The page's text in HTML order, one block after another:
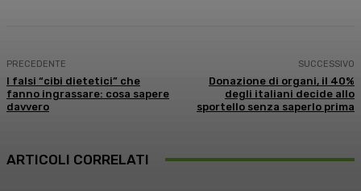
PRECEDENTE
I falsi “cibi dietetici” che
fanno ingrassare: cosa sapere
davvero
SUCCESSIVO
Donazione di organi, il 40%
degli italiani decide allo
sportello senza saperlo prima
ARTICOLI CORRELATI